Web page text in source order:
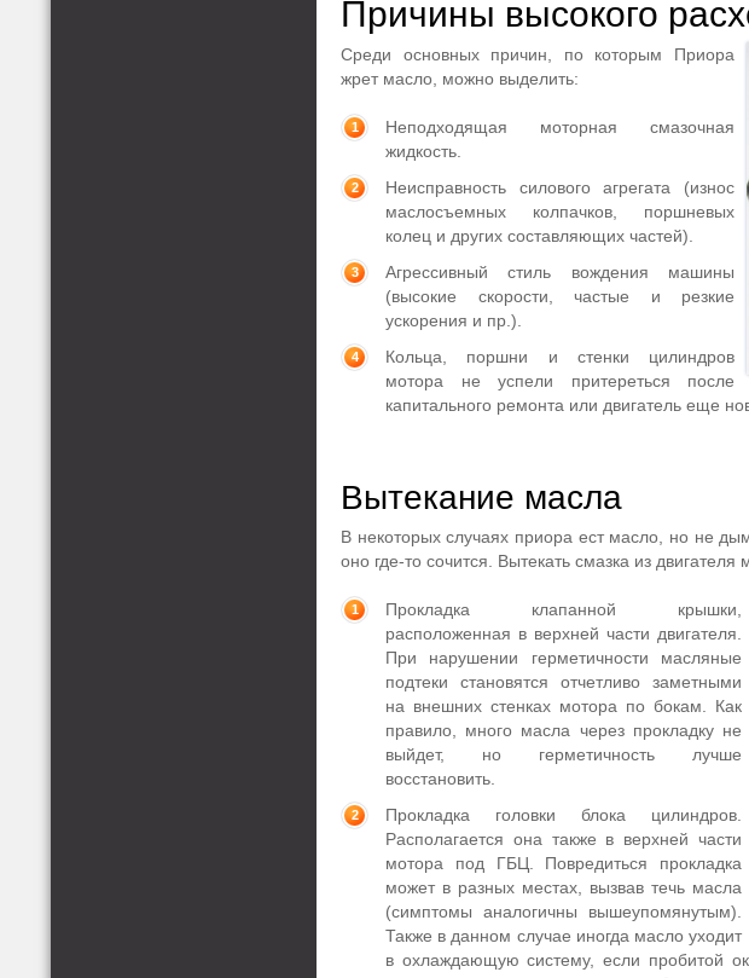
Причины высокого
Среди основных причин, по которым Приора
жрет масло, можно выделить:
Неподходящая моторная смазочная
жидкость.
Неисправность силового агрегата (износ
маслосъемных колпачков, поршневых
колец и других составляющих частей).
Агрессивный стиль вождения машины
(высокие скорости, частые и резкие
ускорения и пр.).
Кольца, поршни и стенки цилиндров
мотора не успели притереться после
капитального ремонта или двигатель еще
Вытекание масла
В некоторых случаях приора ест масло, но не
оно где-то сочится. Вытекать смазка из двигателя
Прокладка клапанной крышки,
расположенная в верхней части двигателя.
При нарушении герметичности масляные
подтеки становятся отчетливо заметными
на внешних стенках мотора по бокам. Как
правило, много масла через прокладку не
выйдет, но герметичность лучше
восстановить.
Прокладка головки блока цилиндров.
Располагается она также в верхней части
мотора под ГБЦ. Повредиться прокладка
может в разных местах, вызвав течь масла
(симптомы аналогичны вышеупомянутым).
Также в данном случае иногда масло уходит
в охлаждающую систему, если пробитой